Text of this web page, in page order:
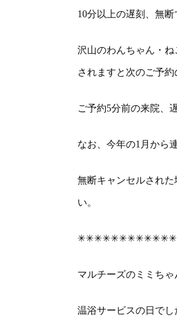
10分以上の遅刻、無断
沢山のわんちゃん・
されますと次のご予約
ご予約5分前の来院、
なお、今年の1 月から
無断キャンセルされ
い。
マルチーズのミミち
温浴サービスの日でし